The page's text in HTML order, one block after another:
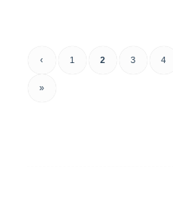
‹ 1 2 3 4
»